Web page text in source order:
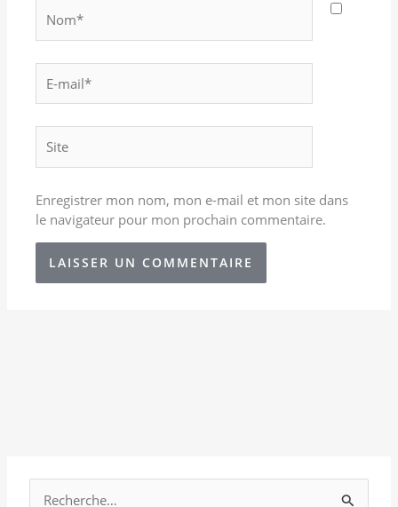
mail*
Enregistrer mon nom, mon e-mail et mon site dans
le navigateur pour mon prochain commentaire.